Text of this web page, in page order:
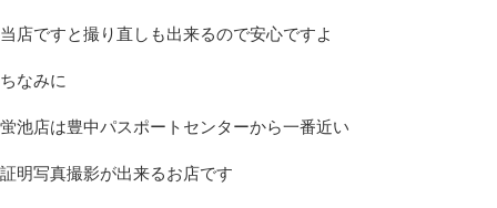
当店ですと撮り直しも出来るので安心ですよ
ちなみに
蛍池店は豊中パスポートセンターから一番近い
証明写真撮影が出来るお店です